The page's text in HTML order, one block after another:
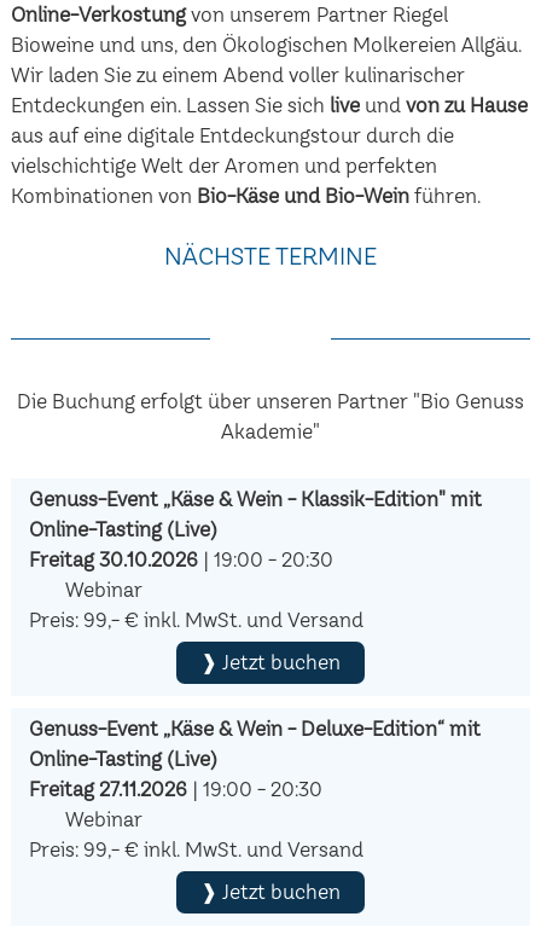
Online-Verkostungvon unserem Partner Riegel
Bioweine und uns, den Ökologischen Molkereien Allgäu.
Wir laden Sie zu einem Abend voller kulinarischer
Entdeckungen ein. Lassen Sie sich live und von zu Hause
aus auf eine digitale Entdeckungstour durch die
vielschichtige Welt der Aromen und perfekten
Kombinationen von Bio-Käse und Bio-Weinführen.
NÄCHSTE TERMINE
Die Buchung erfolgt über unseren Partner "Bio Genuss
Akademie"
Genuss-Event „Käse & Wein - Klassik-Edition" mit
Online-Tasting (Live)
Freitag 30.10.2026| 19:00 - 20:30
Webinar
Preis: 99,- € inkl. MwSt. und Versand
❱ Jetzt buchen
Genuss-Event „Käse & Wein - Deluxe-Edition“ mit
Online-Tasting (Live)
Freitag 27.11.2026| 19:00 - 20:30
Webinar
Preis: 99,- € inkl. MwSt. und Versand
❱ Jetzt buchen